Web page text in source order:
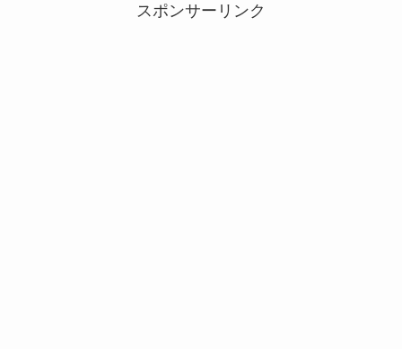
スポンサーリンク